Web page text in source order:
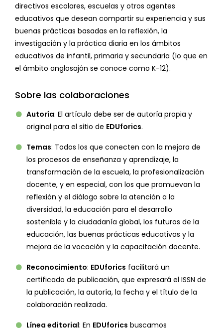
directivos escolares, escuelas y otros agentes
educativos que desean compartir su experiencia y sus
buenas prácticas basadas en la reflexión, la
investigación y la práctica diaria en los ámbitos
educativos de infantil, primaria y secundaria (lo que en
el ámbito anglosajón se conoce como K-12).
Sobre las colaboraciones
Autoría: El artículo debe ser de autoría propia y
original para el sitio de EDUforics.
Temas: Todos los que conecten con la mejora de
los procesos de enseñanza y aprendizaje, la
transformación de la escuela, la profesionalización
docente, y en especial, con los que promuevan la
reflexión y el diálogo sobre la atención a la
diversidad, la educación para el desarrollo
sostenible y la ciudadanía global, los futuros de la
educación, las buenas prácticas educativas y la
mejora de la vocación y la capacitación docente.
Reconocimiento: EDUforics facilitará un
certificado de publicación, que expresará el ISSN de
la publicación, la autoría, la fecha y el título de la
colaboración realizada.
Línea editorial: En EDUforics buscamos